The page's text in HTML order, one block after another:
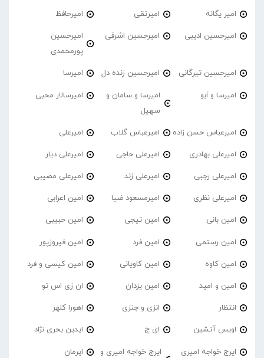
امیر یگانه امیرتقی امیرحافظ
امیرحسین ادیبی امیرحسین اشرفی
امیرحسین
پورمحمدی
امیرحسین تیرگانی امیرحسین زنده دل امیرسا
امیرسا و اَبو
امیرسا و سامان و
سهیل
امیرسالار محبی
امیرعباس حسن زاده امیرعباس گلاب امیرعلی
امیرعلی بهادری امیرعلی حاجی امیرعلی دیار
امیرعلی رجبی امیرعلی زند امیرعلی مصیبی
امیرعلی نظری امیرمسعود ضیا امین اعرابی
امین بانی امین تیجی امین حبیبی
امین رستمی امین فرد امین فیروزپور
امین کاوه امین کاویانی امین کیسی و فرد
امین و امید امین یزدان ان زی اس تو
انتظار انزی و جنزی اهورا کلهر
اویس آتشین ای ج ایدین بحری نژاد
ایرج خواجه امیری
ایرج خواجه امیری و
ایرمان